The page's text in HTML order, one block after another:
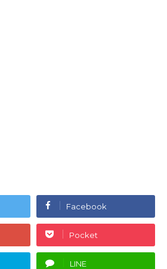
Facebook
Pocket
LINE